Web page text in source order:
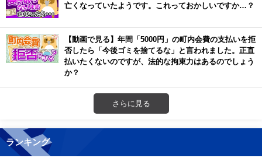
亡くなっていたようです。これっておかしいですか…？
【動画で見る】年間「5000円」の町内会費の支払いを拒
否したら「今後ゴミを捨てるな」と言われました。正直
払いたくないのですが、法的な拘束力はあるのでしょう
か？
さらに見る
ランキング